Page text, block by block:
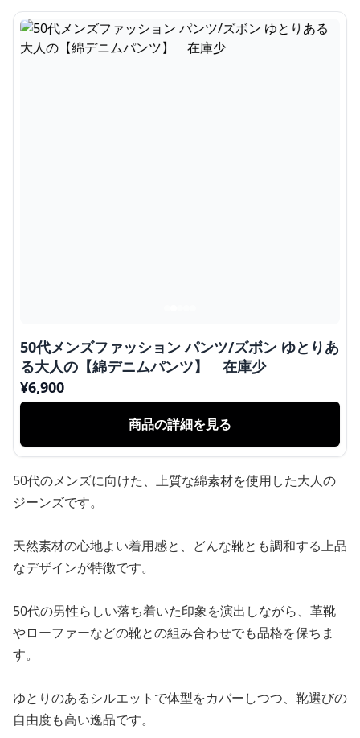
50代メンズファッション パンツ/ズボン ゆとりあ
る大人の【綿デニムパンツ】 在庫少
¥6,900
商品の詳細を見る
50代のメンズに向けた、上質な綿素材を使用した大人の
ジーンズです。
天然素材の心地よい着用感と、どんな靴とも調和する上品
なデザインが特徴です。
50代の男性らしい落ち着いた印象を演出しながら、革靴
やローファーなどの靴との組み合わせでも品格を保ちま
す。
ゆとりのあるシルエットで体型をカバーしつつ、靴選びの
自由度も高い逸品です。